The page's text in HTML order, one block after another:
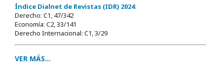
Índice Dialnet de Revistas (IDR) 2024:
Derecho: C1, 47/342
Economía: C2, 33/141
Derecho Internacional: C1, 3/29
VER MÁS...